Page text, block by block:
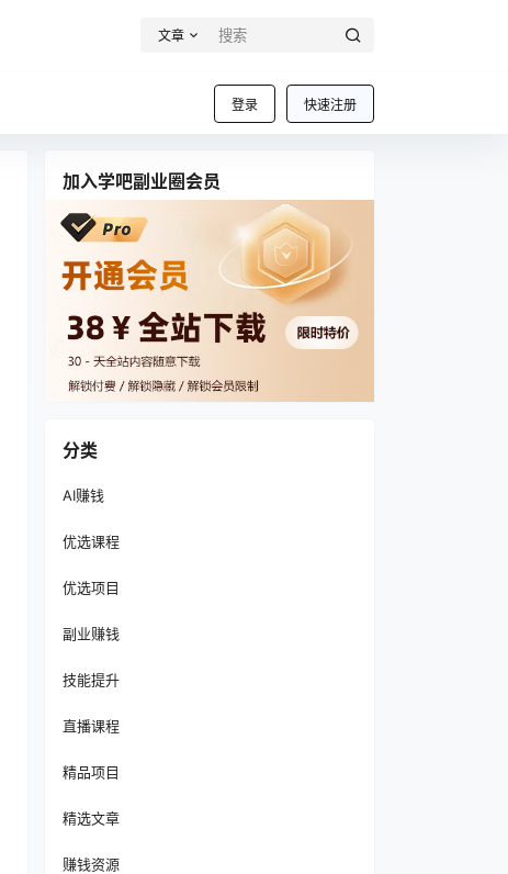
文章
登录 快速注册
加入学吧副业圈会员
分类
AI赚钱
优选课程
优选项目
副业赚钱
技能提升
直播课程
精品项目
精选文章
赚钱资源